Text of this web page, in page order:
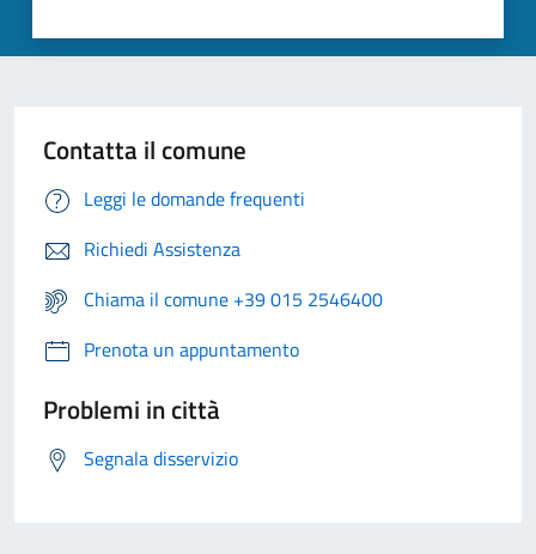
Contatta il comune
Leggi le domande frequenti
Richiedi Assistenza
Chiama il comune +39 015 2546400
Prenota un appuntamento
Problemi in città
Segnala disservizio